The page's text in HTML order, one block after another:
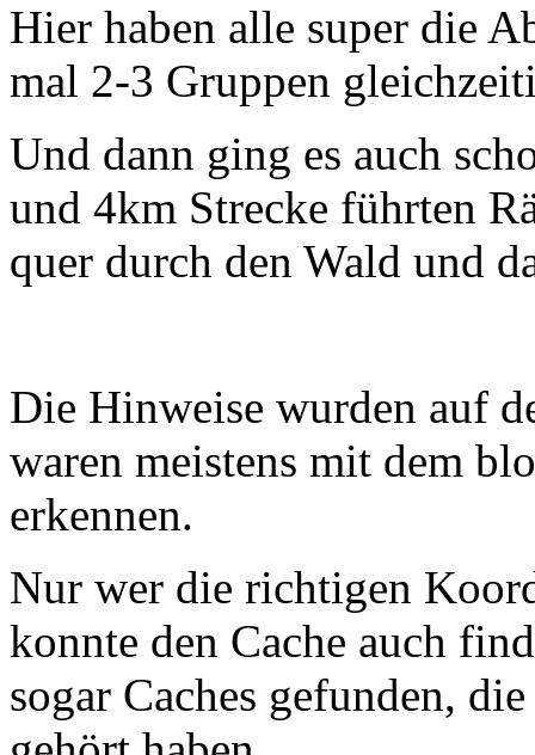
Hier haben alle super die
mal 2-3 Gruppen
Und dann ging es auch
und 4km Strecke führten
quer durch den Wald und
Die Hinweise wurden auf
waren meistens mit dem
erkennen.
Nur wer die richtigen
konnte den Cache auch
sogar Caches gefunden,